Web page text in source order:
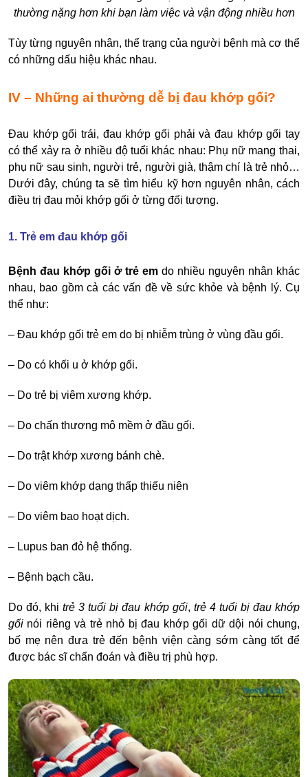
thường nặng hơn khi bạn làm việc và vận động nhiều hơn
Tùy từng nguyên nhân, thể trạng của người bệnh mà cơ thể
có những dấu hiệu khác nhau.
IV – Những ai thường dễ bị đau khớp gối?
Đau khớp gối trái, đau khớp gối phảivàđau khớp gối tay
có thể xảy ra ở nhiều độ tuổi khác nhau: Phụ nữ mang thai,
phụ nữ sau sinh, người trẻ, người già, thậm chí là trẻ nhỏ…
Dưới đây, chúng ta sẽ tìm hiểu kỹ hơn nguyên nhân, cách
điều trị đau mỏi khớp gối ở từng đối tượng.
1. Trẻ em đau khớp gối
Bệnh đau khớp gối ở trẻ em do nhiều nguyên nhân khác
nhau, bao gồm cả các vấn đề về sức khỏe và bệnh lý. Cụ
thể như:
– Đau khớp gối trẻ em do bị nhiễm trùng ở vùng đầu gối.
– Do có khối u ở khớp gối.
– Do trẻ bị viêm xương khớp.
– Do chấn thương mô mềm ở đầu gối.
– Do trật khớp xương bánh chè.
– Do viêm khớp dạng thấp thiếu niên
– Do viêm bao hoạt dịch.
– Lupus ban đỏ hệ thống.
– Bệnh bạch cầu.
Do đó, khitrẻ 3 tuổi bị đau khớp gối, trẻ 4 tuổi bị đau khớp
gối nói riêng và trẻ nhỏ bị đau khớp gối dữ dội nói chung,
bố mẹ nên đưa trẻ đến bệnh viện càng sớm càng tốt để
được bác sĩ chẩn đoán và điều trị phù hợp.